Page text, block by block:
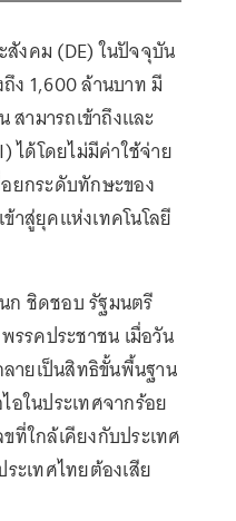
งคม (DE) ในปัจจุบัน
ง 1,600 ล้านบาท มี
ามารถเข้าถึงและ
ได้โดยไม่มีค่าใช้จ่าย
ยกระดับทักษะของ
าสู่ยุคแห่งเทคโนโลยี
ก ชิดชอบ รัฐมนตรี
รคประชาชน เมื่อวัน
ายเป็นสิทธิขั้นพื้นฐาน
อในประเทศจากร้อย
ที่ใกล้เคียงกับประเทศ
ะเทศไทยต้องเสีย